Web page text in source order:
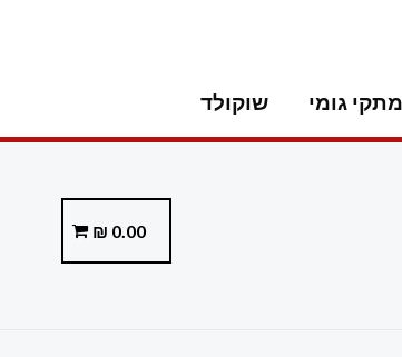
גומי שוקולד
0.00
₪